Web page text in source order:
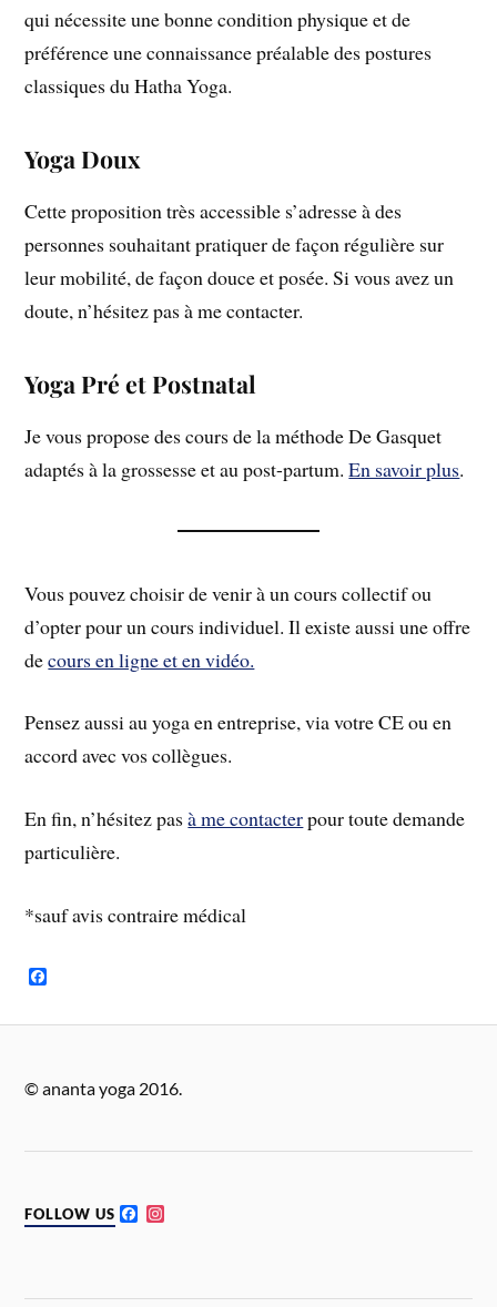
qui nécessite une bonne condition physique et de
préférence une connaissance préalable des postures
classiques du Hatha Yoga.
Yoga Doux
Cette proposition très accessible s’adresse à des
personnes souhaitant pratiquer de façon régulière sur
leur mobilité, de façon douce et posée. Si vous avez un
doute, n’hésitez pas à me contacter.
Yoga Pré et Postnatal
Je vous propose des cours de la méthode De Gasquet
adaptés à la grossesse et au post-partum.En savoir plus.
Vous pouvez choisir de venir à un cours collectif ou
d’opter pour un cours individuel. Il existe aussi une offre
decours en ligne et en vidéo.
Pensez aussi au yoga en entreprise, via votre CE ou en
accord avec vos collègues.
En fin, n’hésitez pasà me contacterpour toute demande
particulière.
*sauf avis contraire médical
e
o
k
© ananta yoga 2016.
FOLLOW US
F
o
g